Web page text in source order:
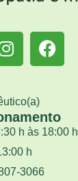
h às 18:00 h
h
3066